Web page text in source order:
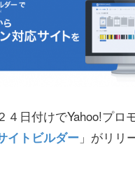
４日付けでYahoo!プロ
イトビルダー 」がリリ